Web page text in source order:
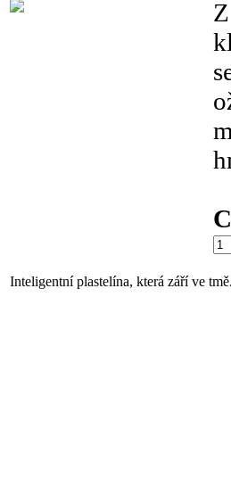
Inteligentní plastelína, která září ve tmě.